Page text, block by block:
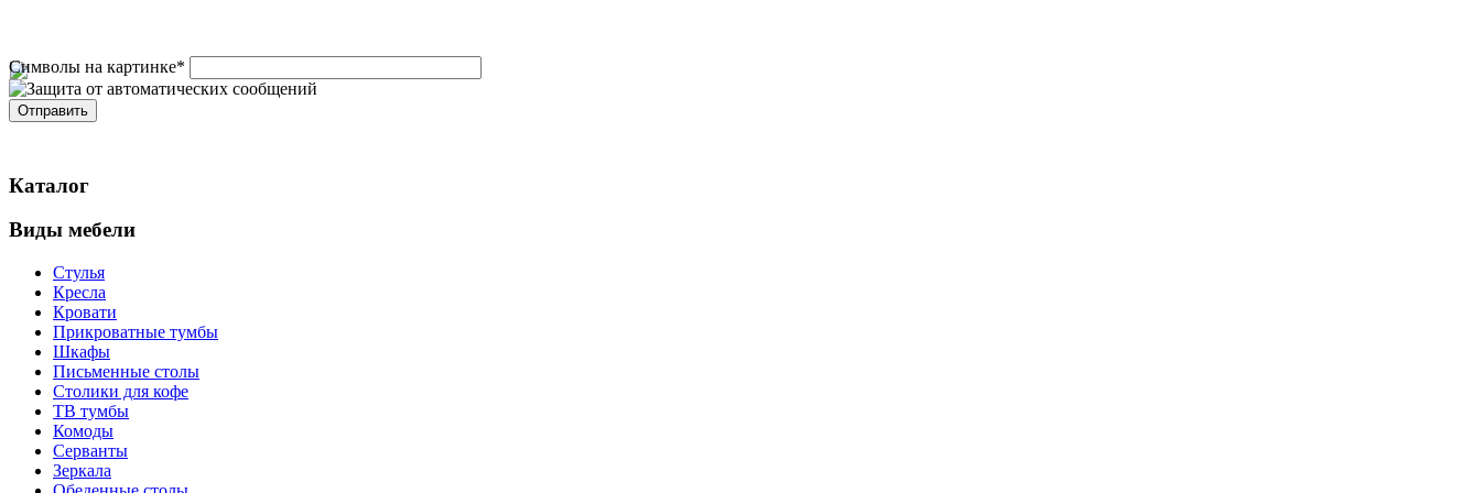
Символы на картинке*
Каталог
Виды мебели
Стулья
Кресла
Кровати
Прикроватные тумбы
Шкафы
Письменные столы
Столики для кофе
ТВ тумбы
Комоды
Серванты
Зеркала